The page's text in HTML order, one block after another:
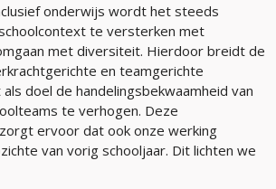
onderwijs wordt het steeds
te versterken met
met diversiteit. Hierdoor breidt de
en teamgerichte
doel de handelingsbekwaamheid van
te verhogen. Deze
ervoor dat ook onze werking
van vorig schooljaar. Dit lichten we